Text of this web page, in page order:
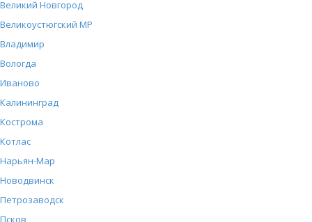
Великий Новгород
Великоустюгский МР
Владимир
Вологда
Иваново
Калининград
Кострома
Котлас
Нарьян-Мар
Новодвинск
Петрозаводск
Псков